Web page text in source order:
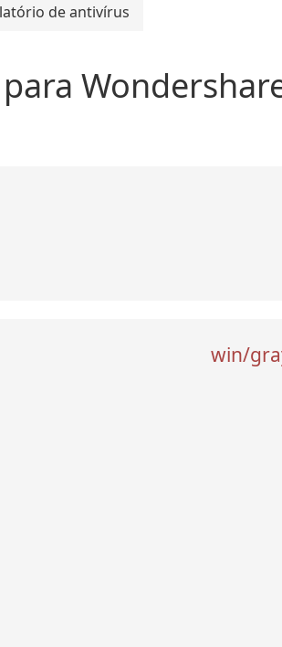
de antivírus
win/